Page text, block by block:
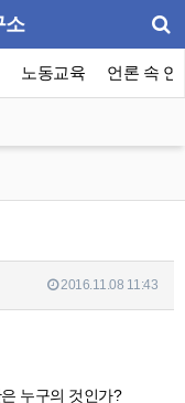
소
노동교육 언론 속 연
2016.11.08 11:43
누구의 것인가?